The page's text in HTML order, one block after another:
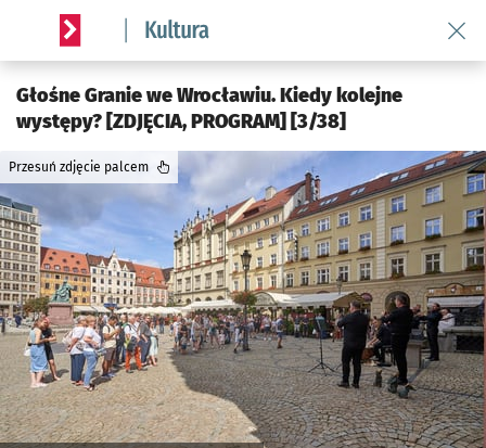
Serwis informacyjny wroclaw.pl podserwis: Kultura
Głośne Granie we Wrocławiu. Kiedy kolejne
występy? [ZDJĘCIA, PROGRAM] [3/38]
Przesuń zdjęcie palcem